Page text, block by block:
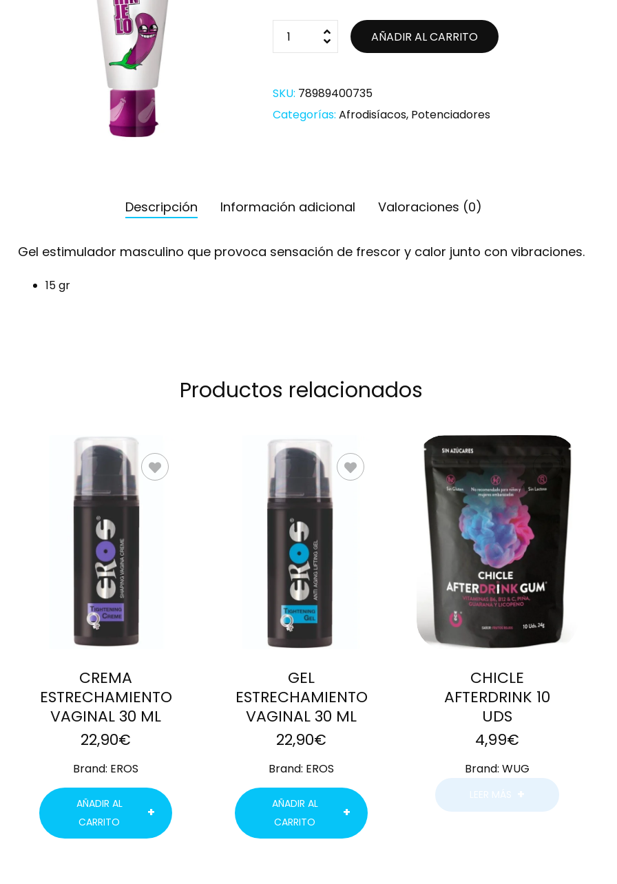
AÑADIR AL CARRITO
SKU: 78989400735
Categorías:Afrodisíacos, Potenciadores
Descripción Información adicional Valoraciones (0)
Gel estimulador masculino que provoca sensación de frescor y calor junto con vibraciones.
15 gr
Productos relacionados
AÑADIR AL
CARRITO
CREMA
ESTRECHAMIENTO
VAGINAL 30 ML
22,90€
Brand: EROS
AÑADIR AL
CARRITO
AÑADIR AL
CARRITO
GEL
ESTRECHAMIENTO
VAGINAL 30 ML
22,90€
Brand: EROS
AÑADIR AL
CARRITO
LEER MÁS
CHICLE
AFTERDRINK 10
UDS
4,99€
Brand: WUG
LEER MÁS